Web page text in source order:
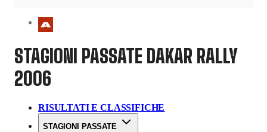
STAGIONI PASSATE DAKAR RALLY
2006
RISULTATI E CLASSIFICHE
STAGIONI PASSATE